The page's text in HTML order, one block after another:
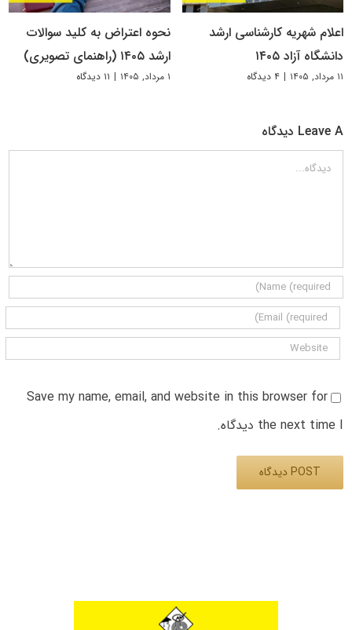
اعلام شهریه کارشناسی ارشد
دانشگاه آزاد ۱۴۰۵
۱۱ مرداد, ۱۴۰۵ | ۴ دیدگاه
نحوه اعتراض به کلید سوالات
ارشد ۱۴۰۵ (راهنمای تصویری)
۱ مرداد, ۱۴۰۵ | ۱۱ دیدگاه
Leave A دیدگاه
دیدگاه
Save my name, email, and website in this browser for
the next time I دیدگاه.